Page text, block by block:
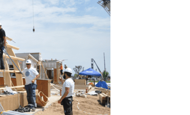
tenían conocimientos en
física de construcción y